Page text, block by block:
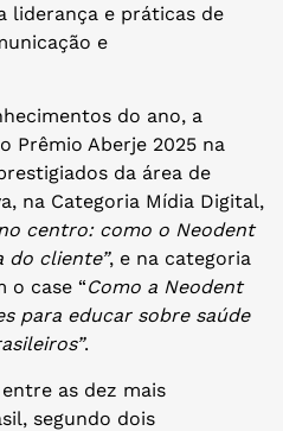
liderança e práticas de
e
do ano, a
Prêmio Aberje 2025 na
da área de
na Categoria Mídia Digital,
centro: como o Neodent
do cliente”, e na categoria
o case “Como a Neodent
para educar sobre saúde
.
as dez mais
segundo dois